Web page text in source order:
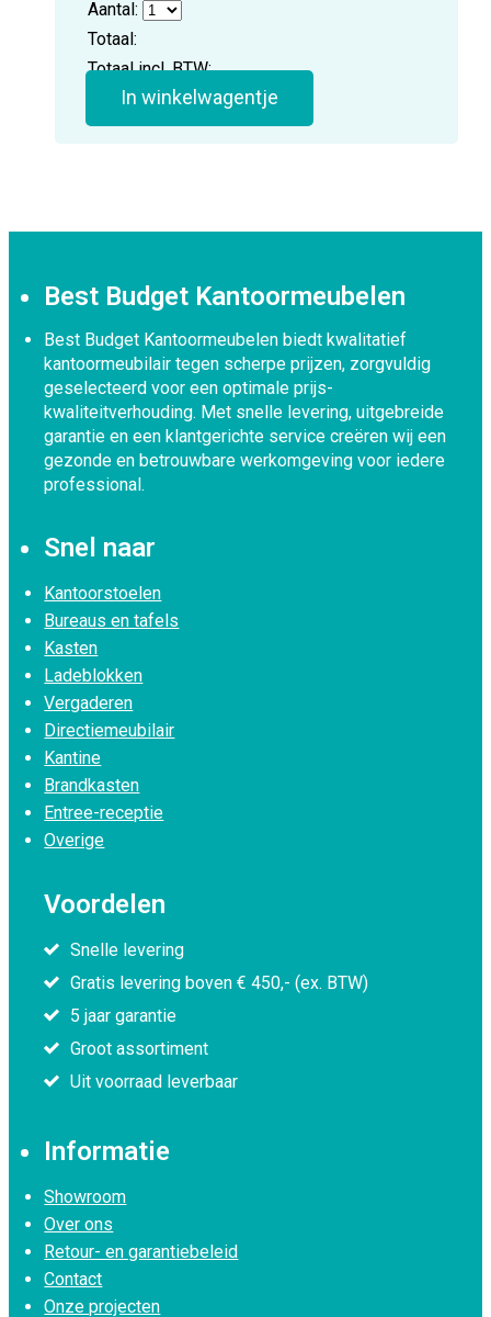
Aantal:
Totaal:
Totaal incl. BTW:
In winkelwagentje
Best Budget Kantoormeubelen
Best Budget Kantoormeubelen biedt kwalitatief
kantoormeubilair tegen scherpe prijzen, zorgvuldig
geselecteerd voor een optimale prijs-
kwaliteitverhouding. Met snelle levering, uitgebreide
garantie en een klantgerichte service creëren wij een
gezonde en betrouwbare werkomgeving voor iedere
professional.
Snel naar
Kantoorstoelen
Bureaus en tafels
Kasten
Ladeblokken
Vergaderen
Directiemeubilair
Kantine
Brandkasten
Entree-receptie
Overige
Voordelen
Snelle levering
Gratis levering boven € 450,- (ex. BTW)
5 jaar garantie
Groot assortiment
Uit voorraad leverbaar
Informatie
Showroom
Over ons
Retour- en garantiebeleid
Contact
Onze projecten